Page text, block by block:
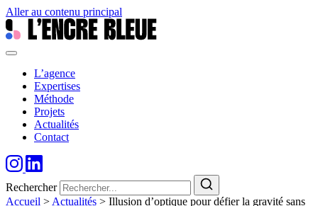
Aller au contenu principal
L’agence
Expertises
Méthode
Projets
Actualités
Contact
Rechercher
Accueil > Actualités > Illusion d’optique pour défier la gravité sans